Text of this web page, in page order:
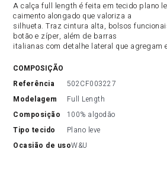
A calça full length é feita em tecido plano
caimento alongado que valoriza a
silhueta. Traz cintura alta, bolsos
botão e zíper, além de barras
italianas com detalhe lateral que agregam
COMPOSIÇÃO
referência
502CF003227
modelagem
Full Length
composição
100% algodão
tipo tecido
Plano leve
ocasião de usoW&U